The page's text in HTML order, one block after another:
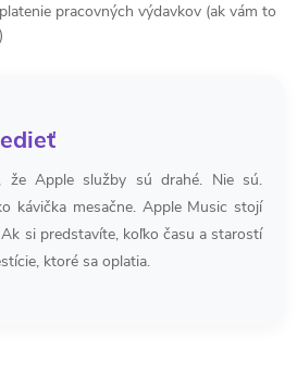
pracovných výdavkov (ak vám to
že Apple služby sú drahé. Nie sú.
kávička mesačne. Apple Music stojí
si predstavíte, koľko času a starostí
ktoré sa oplatia.